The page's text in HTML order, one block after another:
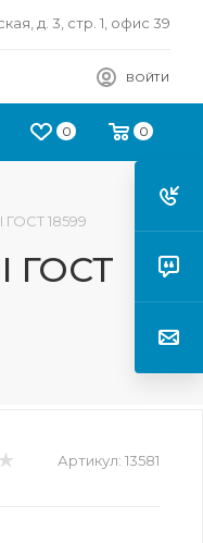
д. 3, стр. 1, офис 39
ВОЙТИ
0 0
ГОСТ 18599
ГОСТ
Артикул: 13581